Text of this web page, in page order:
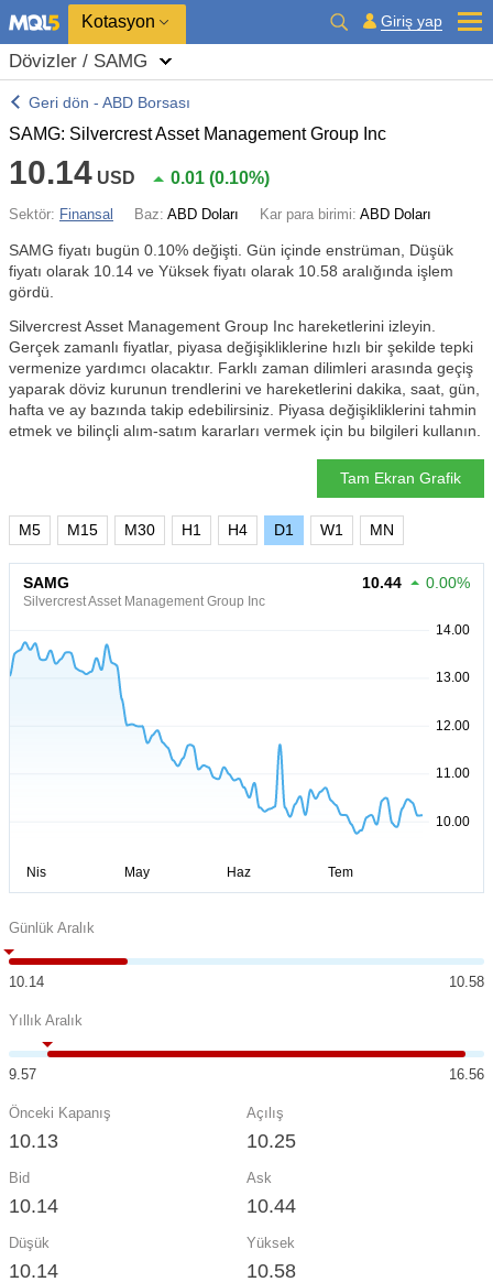
Kotasyon Giriş yap
Dövizler / SAMG
Geri dön - ABD Borsası
SAMG: Silvercrest Asset Management Group Inc
10.14 USD 0.01 (0.10%)
Sektör: Finansal Baz: ABD Doları Kar para birimi: ABD Doları
SAMG fiyatı bugün 0.10% değişti. Gün içinde enstrüman, Düşük
fiyatı olarak 10.14 ve Yüksek fiyatı olarak 10.58 aralığında işlem
gördü.
Silvercrest Asset Management Group Inc hareketlerini izleyin.
Gerçek zamanlı fiyatlar, piyasa değişikliklerine hızlı bir şekilde tepki
vermenize yardımcı olacaktır. Farklı zaman dilimleri arasında geçiş
yaparak döviz kurunun trendlerini ve hareketlerini dakika, saat, gün,
hafta ve ay bazında takip edebilirsiniz. Piyasa değişikliklerini tahmin
etmek ve bilinçli alım-satım kararları vermek için bu bilgileri kullanın.
Tam Ekran Grafik
M5 M15 M30 H1 H4 D1 W1 MN
SAMG
Silvercrest Asset Management Group Inc
10.44 0.00%
Günlük Aralık
10.14 10.58
Yıllık Aralık
9.57 16.56
Önceki Kapanış
10.13
Açılış
10.25
Bid
10.14
Ask
10.44
Düşük
10.14
Yüksek
10.58